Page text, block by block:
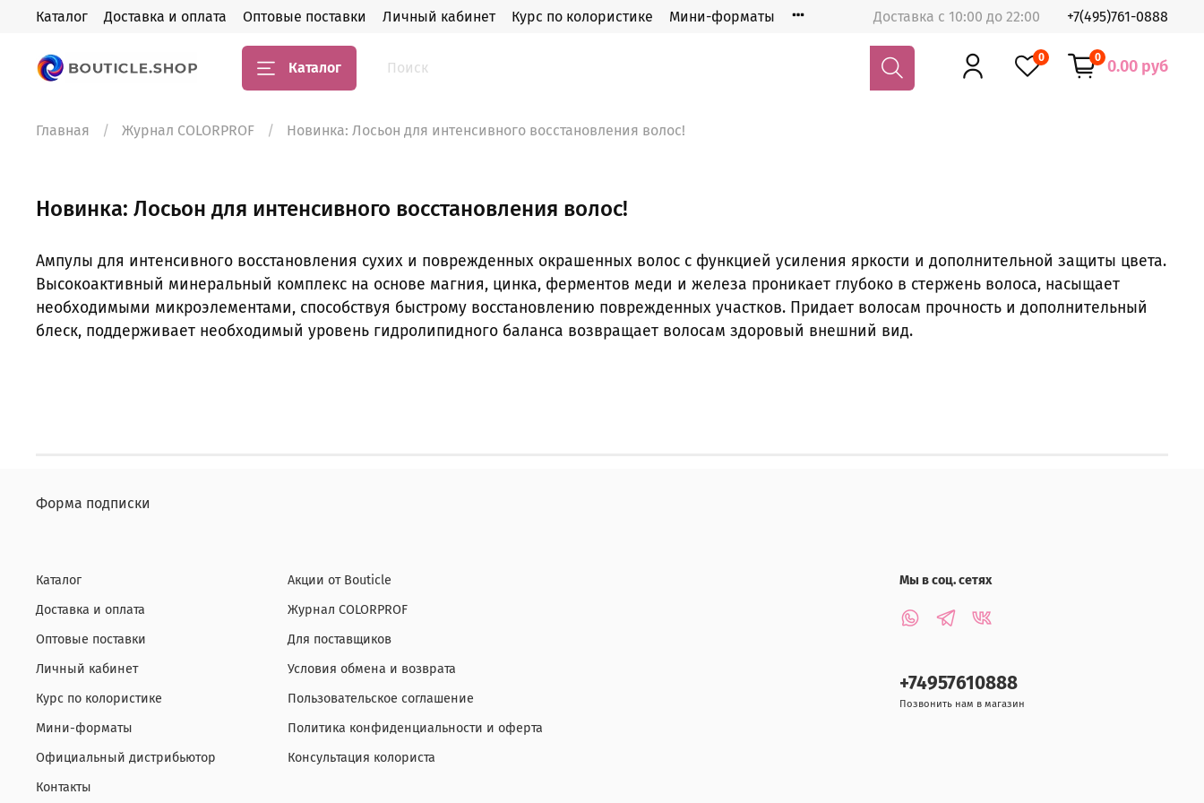
Каталог Доставка и оплата Оптовые поставки Личный кабинет Курс по колористике Мини-форматы Доставка с 10:00 до 22:00 +7(495)761-0888
Каталог
0 0 0.00 руб
Главная Журнал COLORPROF Новинка: Лосьон для интенсивного восстановления волос!
Новинка: Лосьон для интенсивного восстановления волос!
Ампулы для интенсивного восстановления сухих и поврежденных окрашенных волос с функцией усиления яркости и дополнительной защиты цвета.
Высокоактивный минеральный комплекс на основе магния, цинка, ферментов меди и железа проникает глубоко в стержень волоса, насыщает
необходимыми микроэлементами, способствуя быстрому восстановлению поврежденных участков. Придает волосам прочность и дополнительный
блеск, поддерживает необходимый уровень гидролипидного баланса возвращает волосам здоровый внешний вид.
Форма подписки
Каталог
Доставка и оплата
Оптовые поставки
Личный кабинет
Курс по колористике
Мини-форматы
Официальный дистрибьютор
Контакты
Акции от Bouticle
Журнал COLORPROF
Для поставщиков
Условия обмена и возврата
Пользовательское соглашение
Политика конфиденциальности и оферта
Консультация колориста
Мы в соц. сетях
+74957610888
Позвонить нам в магазин